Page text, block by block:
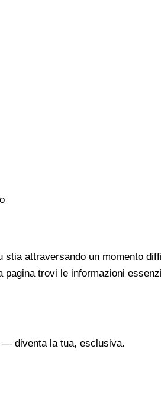
attraversando un momento
trovi le informazioni
— diventa la tua, esclusiva.